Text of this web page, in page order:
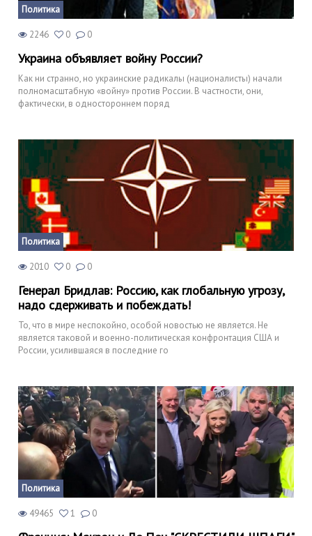
Политика
2246 0 0
Украина объявляет войну России?
Как ни странно, но украинские радикалы (националисты) начали
полномасштабную «войну» против России. В частности, они,
фактически, в одностороннем поряд
Политика
2010 0 0
Генерал Бридлав: Россию, как глобальную угрозу,
надо сдерживать и побеждать!
То, что в мире неспокойно, особой новостью не является. Не
является таковой и военно-политическая конфронтация США и
России, усилившаяся в последние го
Политика
49465 1 0